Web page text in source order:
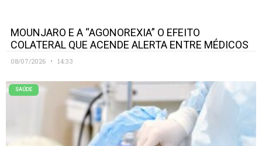
MOUNJARO E A “AGONOREXIA” O EFEITO
COLATERAL QUE ACENDE ALERTA ENTRE MÉDICOS
08/07/2026 14:33
SAÚDE